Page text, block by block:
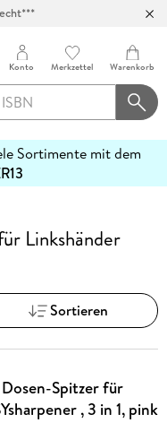
Konto Merkzettel Warenkorb
Sortimente mit dem
Linkshänder
Sortieren
Spitzer für
, 3 in 1, pink